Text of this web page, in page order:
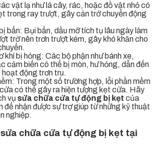
vật lạ như lá cây, rác, hoặc đồ vật nhỏ có
trong ray trượt, gây cản trở chuyển động
bẩn: Bụi bẩn, dầu mỡ tích tụ lâu ngày làm
trở nên trơn trượt kém, gây khó khăn cho
khí bị hỏng: Các bộ phận như bánh xe,
cảm biến có thể bị mòn, hư hỏng, dẫn đến
động trơn tru.
Trong một số trường hợp, lỗi phần mềm
có thể gây ra hiện tượng kẹt cửa. Hãy
vụ sửa chữa cửa tự động bị kẹt của
để nhận được sự trợ giúp từ những kỹ thuật
nghiệp.
chữa cửa tự động bị kẹt tại